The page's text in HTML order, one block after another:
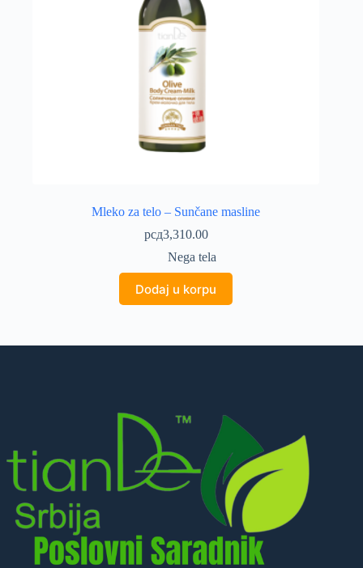
Mleko za telo – Sunčane masline
рсд3,310.00
Nega tela
Dodaj u korpu